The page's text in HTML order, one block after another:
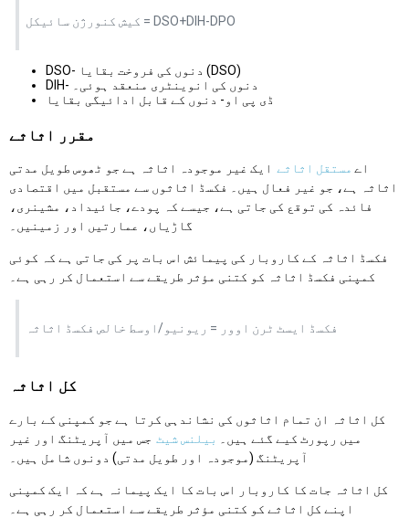
کیش کنورژن سائیکل = DSO+DIH-DPO
DSO- دنوں کی فروخت بقایا (DSO)
DIH- دنوں کی انوینٹری منعقد ہوئی۔
ڈی پی او- دنوں کے قابل ادائیگی بقایا
مقرر اثاثے
اے مستقل اثاثے ایک غیر موجودہ اثاثہ ہے جو ٹھوس طویل مدتی
اثاثہ ہے، جو غیر فعال ہیں۔ فکسڈ اثاثوں سے مستقبل میں اقتصادی
فائدہ کی توقع کی جاتی ہے، جیسے کہ پودے، جائیداد، مشینری،
گاڑیاں، عمارتیں اور زمینیں۔
فکسڈ اثاثہ کے کاروبار کی پیمائش اس بات پر کی جاتی ہے کہ کوئی
کمپنی فکسڈ اثاثہ کو کتنی مؤثر طریقے سے استعمال کر رہی ہے۔
فکسڈ ایسٹ ٹرن اوور = ریونیو/اوسط خالص فکسڈ اثاثہ
کل اثاثہ
کل اثاثہ ان تمام اثاثوں کی نشاندہی کرتا ہے جو کمپنی کے بارے
میں رپورٹ کیے گئے ہیں۔
بیلنس شیٹ جس میں آپریٹنگ اور غیر
آپریٹنگ (موجودہ اور طویل مدتی) دونوں شامل ہیں۔
کل اثاثہ جات کا کاروبار اس بات کا ایک پیمانہ ہے کہ ایک کمپنی
اپنے کل اثاثے کو کتنی مؤثر طریقے سے استعمال کر رہی ہے۔